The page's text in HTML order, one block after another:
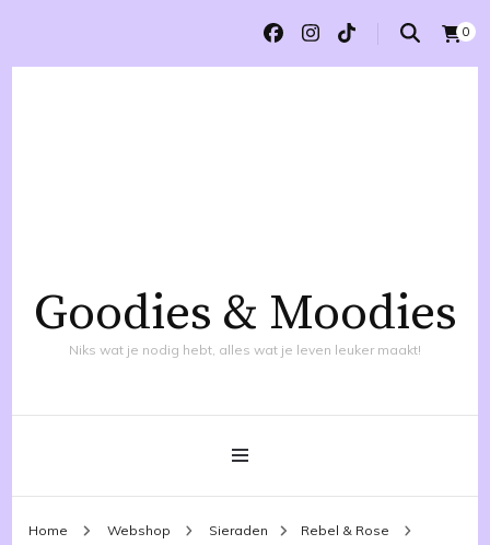
0
Goodies & Moodies
Niks wat je nodig hebt, alles wat je leven leuker maakt!
Home Webshop Sieraden Rebel & Rose